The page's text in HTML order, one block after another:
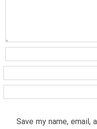
Save my name,